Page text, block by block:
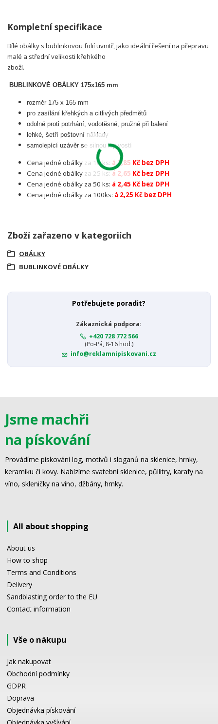
Kompletní specifikace
Bílé obálky s bublinkovou folií uvnitř, jako ideální řešení na přepravu
malé a střední velikosti křehkého
zboží.
BUBLINKOVÉ OBÁLKY 175x165 mm
rozměr 175 x 165 mm
pro zasílání křehkých a citlivých předmětů
odolné proti potrhání, vodotěsné, pružné při balení
lehké, šetří poštovní náklady
samolepící uzávěr se silnou lepivostí
Cena jedné obálky za 10 ks: á 2,85 Kč bez DPH
Cena jedné obálky za 25 ks: á 2,65 Kč bez DPH
Cena jedné obálky za 50 ks: á 2,45 Kč bez DPH
Cena jedné obálky za 100ks: á 2,25 Kč bez DPH
Zboží zařazeno v kategoriích
OBÁLKY
BUBLINKOVÉ OBÁLKY
Potřebujete poradit?
Zákaznická podpora:
+420 728 772 566
(Po-Pá, 8-16 hod.)
info@reklamnipiskovani.cz
Jsme machři
na pískování
Provádíme pískování log, motivů i sloganů na sklenice, hrnky,
keramiku či kovy. Nabízíme svatební sklenice, půllitry, karafy na
víno, skleničky na víno, džbány, hrnky.
All about shopping
About us
How to shop
Terms and Conditions
Delivery
Sandblasting order to the EU
Contact information
Vše o nákupu
Jak nakupovat
Obchodní podmínky
GDPR
Doprava
Objednávka pískování